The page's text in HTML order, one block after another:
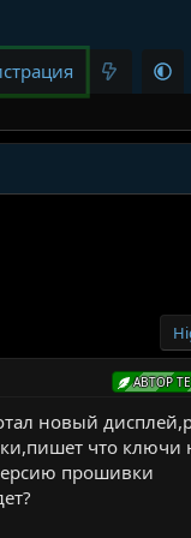
АВТОР
новый
что ключи
прошивки